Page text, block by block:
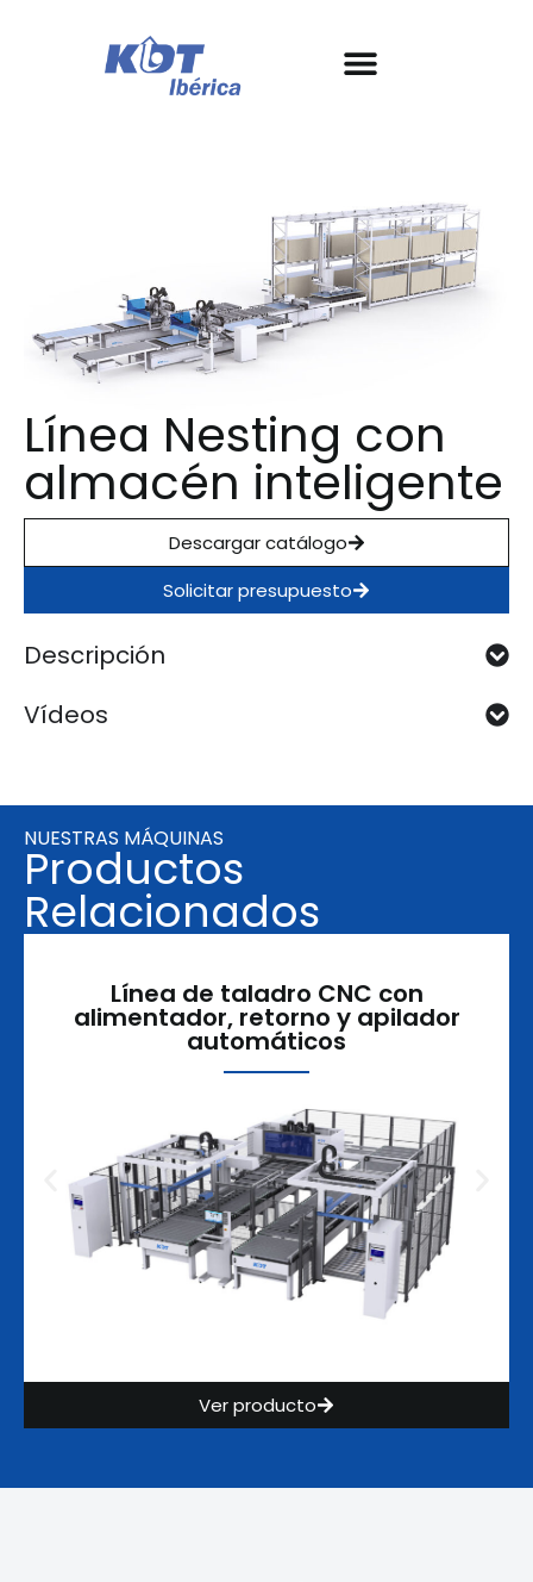
Línea Nesting con
almacén inteligente
Descargar catálogo
Solicitar presupuesto
Descripción
Vídeos
NUESTRAS MÁQUINAS
Productos
Relacionados
Línea de taladro CNC con
alimentador, retorno y apilador
automáticos
Ver producto